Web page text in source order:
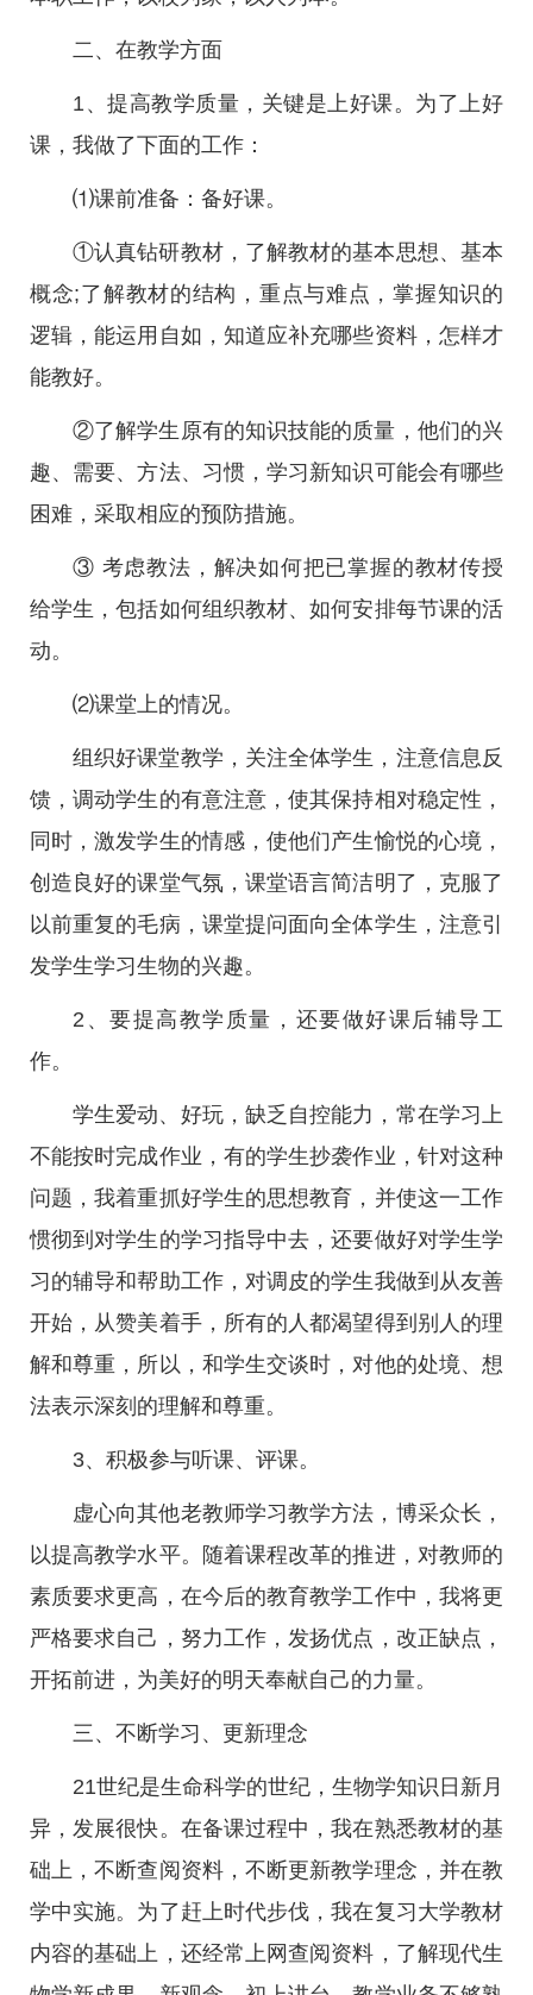
二、在教学方面
1、提高教学质量，关键是上好课。为了上好
课，我做了下面的工作：
⑴课前准备：备好课。
①认真钻研教材，了解教材的基本思想、基本
概念;了解教材的结构，重点与难点，掌握知识的
逻辑，能运用自如，知道应补充哪些资料，怎样才
能教好。
②了解学生原有的知识技能的质量，他们的兴
趣、需要、方法、习惯，学习新知识可能会有哪些
困难，采取相应的预防措施。
③ 考虑教法，解决如何把已掌握的教材传授
给学生，包括如何组织教材、如何安排每节课的活
动。
⑵课堂上的情况。
组织好课堂教学，关注全体学生，注意信息反
馈，调动学生的有意注意，使其保持相对稳定性，
同时，激发学生的情感，使他们产生愉悦的心境，
创造良好的课堂气氛，课堂语言简洁明了，克服了
以前重复的毛病，课堂提问面向全体学生，注意引
发学生学习生物的兴趣。
2、要提高教学质量，还要做好课后辅导工
作。
学生爱动、好玩，缺乏自控能力，常在学习上
不能按时完成作业，有的学生抄袭作业，针对这种
问题，我着重抓好学生的思想教育，并使这一工作
惯彻到对学生的学习指导中去，还要做好对学生学
习的辅导和帮助工作，对调皮的学生我做到从友善
开始，从赞美着手，所有的人都渴望得到别人的理
解和尊重，所以，和学生交谈时，对他的处境、想
法表示深刻的理解和尊重。
3、积极参与听课、评课。
虚心向其他老教师学习教学方法，博采众长，
以提高教学水平。随着课程改革的推进，对教师的
素质要求更高，在今后的教育教学工作中，我将更
严格要求自己，努力工作，发扬优点，改正缺点，
开拓前进，为美好的明天奉献自己的力量。
三、不断学习、更新理念
21世纪是生命科学的世纪，生物学知识日新月
异，发展很快。在备课过程中，我在熟悉教材的基
础上，不断查阅资料，不断更新教学理念，并在教
学中实施。为了赶上时代步伐，我在复习大学教材
内容的基础上，还经常上网查阅资料，了解现代生